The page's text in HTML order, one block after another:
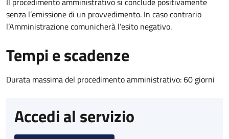
senza l’emissione di un provvedimento. In caso contrario
l’Amministrazione comunicherà l’esito negativo.
Tempi e scadenze
Durata massima del procedimento amministrativo: 60 giorni
Accedi al servizio